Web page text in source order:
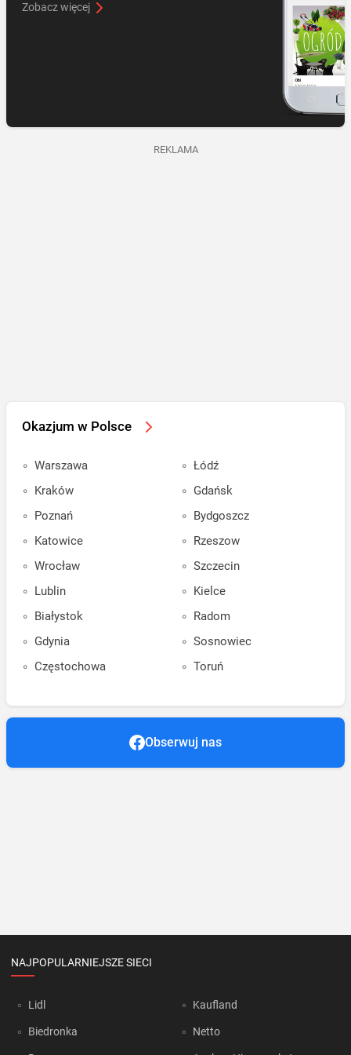
Zobacz więcej
REKLAMA
Okazjum w Polsce
Warszawa
Kraków
Poznań
Katowice
Wrocław
Lublin
Białystok
Gdynia
Częstochowa
Łódź
Gdańsk
Bydgoszcz
Rzeszow
Szczecin
Kielce
Radom
Sosnowiec
Toruń
Obserwuj nas
NAJPOPULARNIEJSZE SIECI
Lidl
Biedronka
Kaufland
Netto